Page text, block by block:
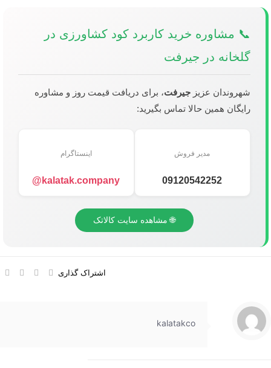
📞 مشاوره خرید کاربرد کود کشاورزی در
گلخانه در جیرفت
شهروندان عزیزجیرفت، برای دریافت قیمت روز و مشاوره
رایگان همین حالا تماس بگیرید:
مدیر فروش
09120542252
اینستاگرام
kalatak.company@
🌐 مشاهده سایت کالاتک
اشتراک گذاری
kalatakco